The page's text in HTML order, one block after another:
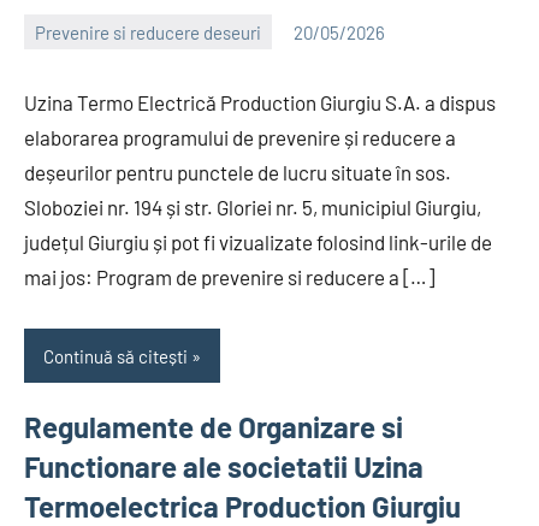
Prevenire si reducere deseuri 20/05/2026
Uzina Termo Electrică Production Giurgiu S.A. a dispus
elaborarea programului de prevenire și reducere a
deșeurilor pentru punctele de lucru situate în sos.
Sloboziei nr. 194 și str. Gloriei nr. 5, municipiul Giurgiu,
județul Giurgiu și pot fi vizualizate folosind link-urile de
mai jos: Program de prevenire si reducere a […]
Continuă să citești
Regulamente de Organizare si
Functionare ale societatii Uzina
Termoelectrica Production Giurgiu